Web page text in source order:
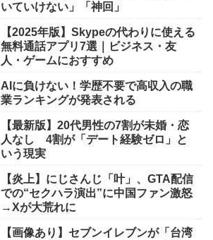
いていけない」「神回」
【2025年版】Skypeの代わりに使える
無料通話アプリ7選｜ビジネス・友
人・ゲームにおすすめ
AIに負けない！学歴不要で高収入の職
業ランキングが発表される
【最新版】20代男性の7割が未婚・恋
人なし 4割が「デート経験ゼロ」と
いう現実
【炎上】にじさんじ「叶」、GTA配信
での“セクハラ演出”に中国ファン激怒
→Xが大荒れに
【画像あり】セブンイレブンが「台湾